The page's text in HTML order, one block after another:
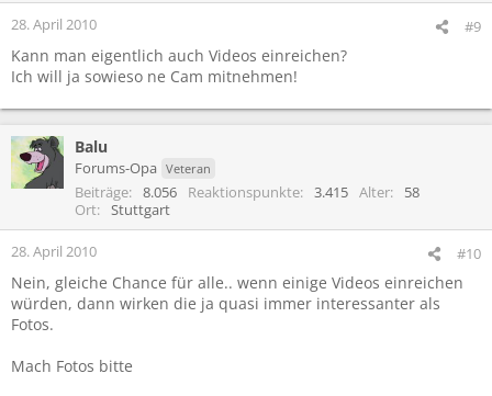
28. April 2010 #9
Kann man eigentlich auch Videos einreichen?
Ich will ja sowieso ne Cam mitnehmen!
Balu
Forums-Opa Veteran
Beiträge 8.056 Reaktionspunkte 3.415 Alter
58
Ort
Stuttgart
28. April 2010 #10
Nein, gleiche Chance für alle.. wenn einige Videos einreichen
würden, dann wirken die ja quasi immer interessanter als
Fotos.
Mach Fotos bitte